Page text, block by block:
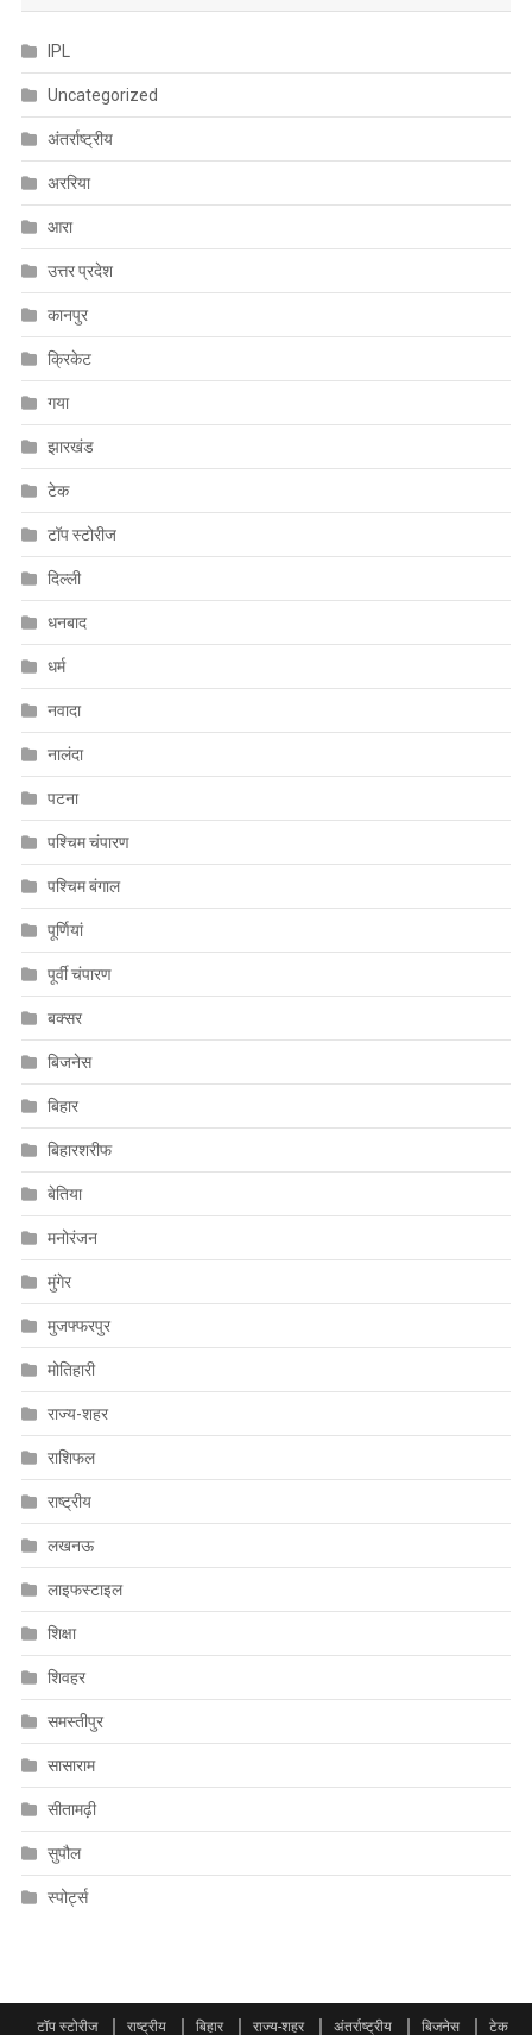
IPL
Uncategorized
अंतर्राष्ट्रीय
अररिया
आरा
उत्तर प्रदेश
कानपुर
क्रिकेट
गया
झारखंड
टेक
टॉप स्टोरीज
दिल्ली
धनबाद
धर्म
नवादा
नालंदा
पटना
पश्चिम चंपारण
पश्चिम बंगाल
पूर्णियां
पूर्वी चंपारण
बक्सर
बिजनेस
बिहार
बिहारशरीफ
बेतिया
मनोरंजन
मुंगेर
मुजफ्फरपुर
मोतिहारी
राज्य-शहर
राशिफल
राष्ट्रीय
लखनऊ
लाइफस्टाइल
शिक्षा
शिवहर
समस्तीपुर
सासाराम
सीतामढ़ी
सुपौल
स्पोर्ट्स
टॉप स्टोरीज राष्ट्रीय बिहार राज्य-शहर अंतर्राष्ट्रीय बिजनेस टेक